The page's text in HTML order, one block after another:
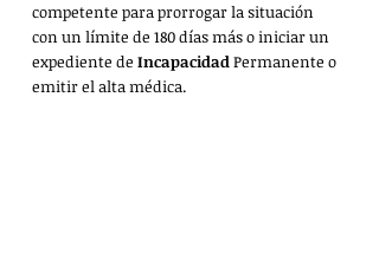
competente para prorrogar la situación
con un límite de 180 días más o iniciar un
expediente de Incapacidad Permanente o
emitir el alta médica.